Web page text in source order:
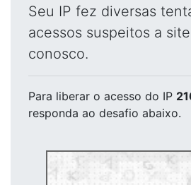
Seu IP fez diversas
acessos suspeitos a
conosco.
Para liberar o acesso do IP
responda ao desafio abaixo.